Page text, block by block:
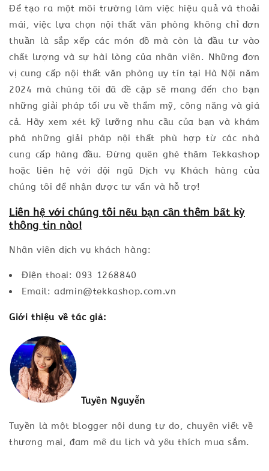
Để tạo ra một môi trường làm việc hiệu quả và thoải
mái, việc lựa chọn nội thất văn phòng không chỉ đơn
thuần là sắp xếp các món đồ mà còn là đầu tư vào
chất lượng và sự hài lòng của nhân viên. Những đơn
vị cung cấp nội thất văn phòng uy tín tại Hà Nội năm
2024 mà chúng tôi đã đề cập sẽ mang đến cho bạn
những giải pháp tối ưu về thẩm mỹ, công năng và giá
cả. Hãy xem xét kỹ lưỡng nhu cầu của bạn và khám
phá những giải pháp nội thất phù hợp từ các nhà
cung cấp hàng đầu. Đừng quên ghé thăm Tekkashop
hoặc liên hệ với đội ngũ Dịch vụ Khách hàng của
chúng tôi để nhận được tư vấn và hỗ trợ!
Liên hệ với chúng tôi nếu bạn cần thêm bất kỳ
thông tin nào!
Nhân viên dịch vụ khách hàng:
Điện thoại: 093 1268840
Email: admin@tekkashop.com.vn
Giới thiệu về tác giả:
Tuyền Nguyễn
Tuyền là một blogger nội dung tự do, chuyên viết về
thương mại, đam mê du lịch và yêu thích mua sắm.